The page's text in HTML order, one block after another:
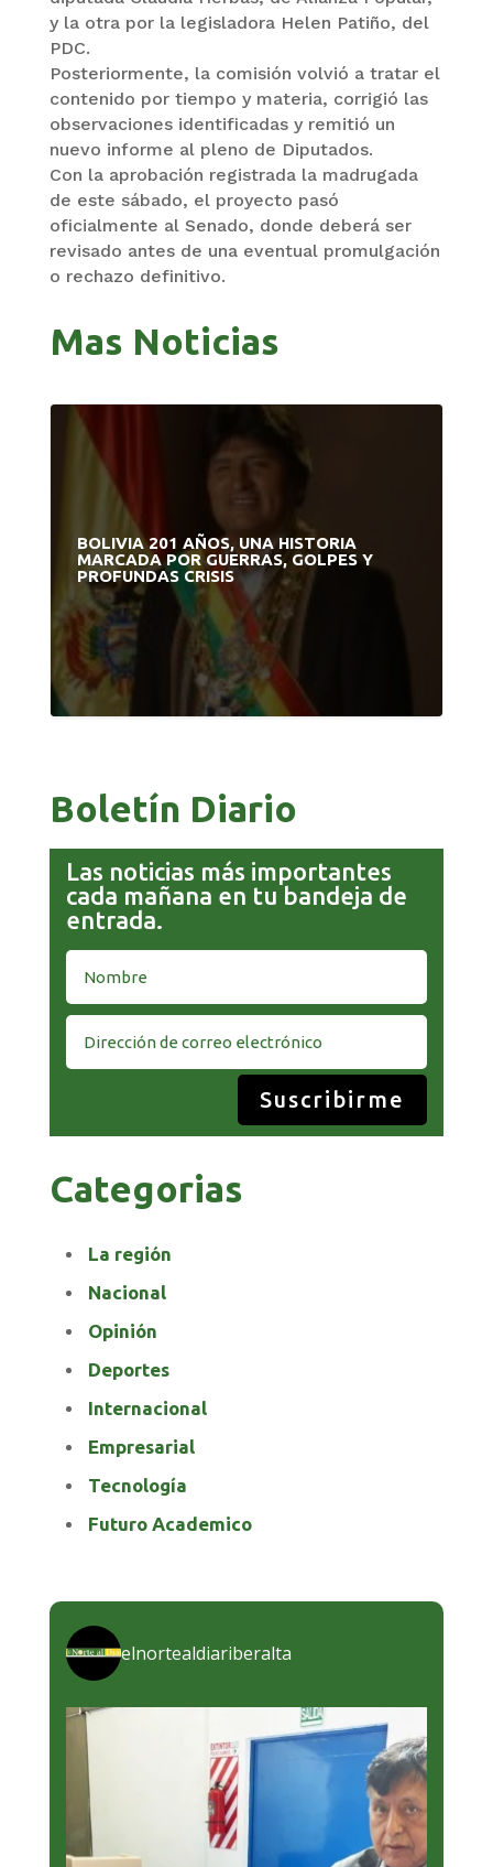
y la otra por la legisladora Helen Patiño, del
PDC.
Posteriormente, la comisión volvió a tratar el
contenido por tiempo y materia, corrigió las
observaciones identificadas y remitió un
nuevo informe al pleno de Diputados.
Con la aprobación registrada la madrugada
de este sábado, el proyecto pasó
oficialmente al Senado, donde deberá ser
revisado antes de una eventual promulgación
o rechazo definitivo.
Mas Noticias
BOLIVIA 201 AÑOS, UNA HISTORIA
MARCADA POR GUERRAS, GOLPES Y
PROFUNDAS CRISIS
Boletín Diario
Las noticias más importantes
cada mañana en tu bandeja de
entrada.
Suscribirme
Categorias
La región
Nacional
Opinión
Deportes
Internacional
Empresarial
Tecnología
Futuro Academico
elnortealdiariberalta